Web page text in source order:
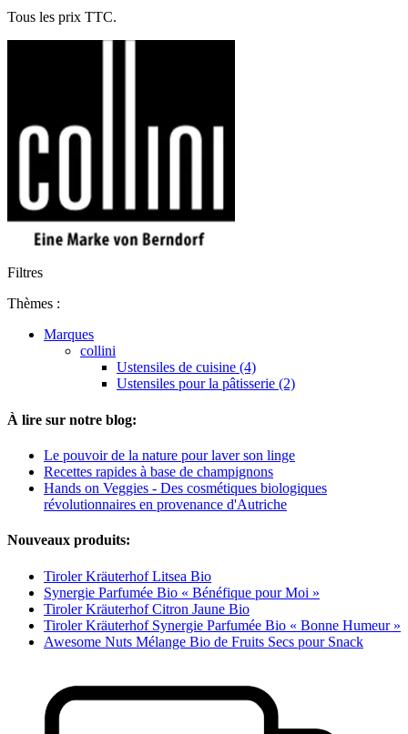
Tous les prix TTC.
Filtres
Thèmes :
Marques
collini
Ustensiles de cuisine (4)
Ustensiles pour la pâtisserie (2)
À lire sur notre blog:
Le pouvoir de la nature pour laver son linge
Recettes rapides à base de champignons
Hands on Veggies - Des cosmétiques biologiques
révolutionnaires en provenance d'Autriche
Nouveaux produits:
Tiroler Kräuterhof Litsea Bio
Synergie Parfumée Bio « Bénéfique pour Moi »
Tiroler Kräuterhof Citron Jaune Bio
Tiroler Kräuterhof Synergie Parfumée Bio « Bonne Humeur »
Awesome Nuts Mélange Bio de Fruits Secs pour Snack